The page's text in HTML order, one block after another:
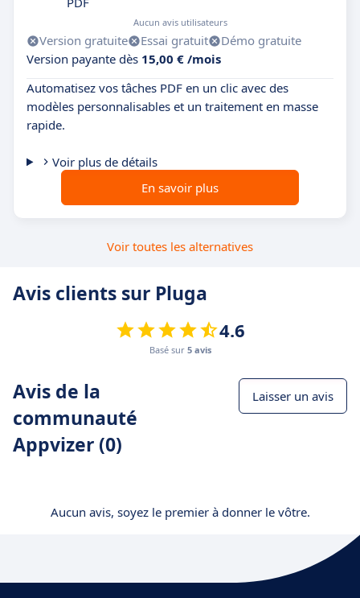
Aucun avis utilisateurs
Version gratuite Essai gratuit
Démo gratuite
Version payante dès 15,00 € /mois
Automatisez vos tâches PDF en un clic avec des
modèles personnalisables et un traitement en masse
rapide.
Voir plus de détails
En savoir plus
Voir toutes les alternatives
Avis clients sur Pluga
4.6
Basé sur 5 avis
Avis de la
communauté
Appvizer (0)
Laisser un avis
Aucun avis, soyez le premier à donner le vôtre.